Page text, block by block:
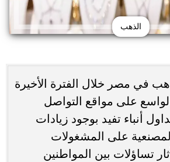
الذهب
في مصر خلال الفترة الأخيرة
على مواقع التواصل
أنباء تفيد بوجود زيادات
على المشغولات
تساؤلات بين المواطنين